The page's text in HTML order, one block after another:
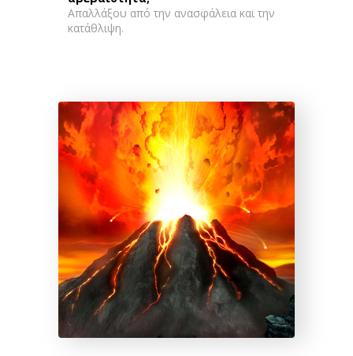
Απαλλάξου από την ανασφάλεια και την
κατάθλιψη.